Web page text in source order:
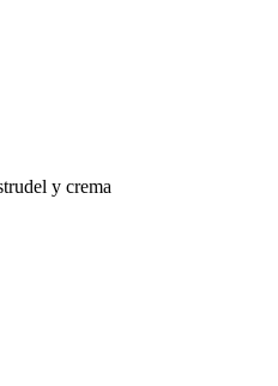
y crema